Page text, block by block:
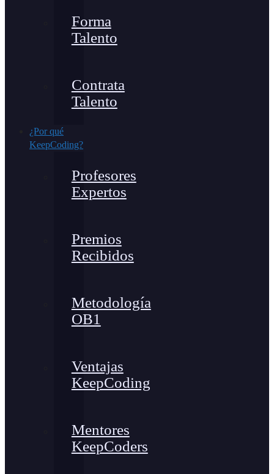
Forma
Talento
Contrata
Talento
¿Por qué
KeepCoding?
Profesores
Expertos
Premios
Recibidos
Metodología
OB1
Ventajas
KeepCoding
Mentores
KeepCoders